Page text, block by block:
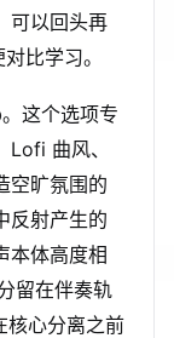
可以回头再
比学习。
这个选项专
曲风、
空旷氛围的
反射产生的
本体高度相
留在伴奏轨
核心分离之前